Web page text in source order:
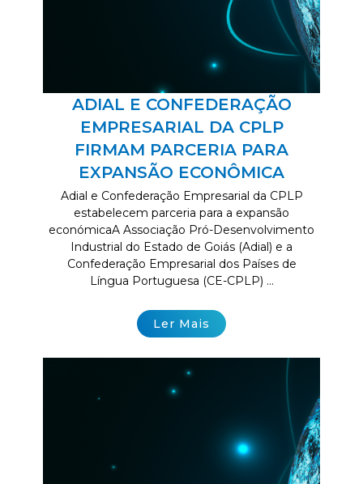
ADIAL E CONFEDERAÇÃO
EMPRESARIAL DA CPLP
FIRMAM PARCERIA PARA
EXPANSÃO ECONÔMICA
Adial e Confederação Empresarial da CPLP
estabelecem parceria para a expansão
económicaA Associação Pró-Desenvolvimento
Industrial do Estado de Goiás (Adial) e a
Confederação Empresarial dos Países de
Língua Portuguesa (CE-CPLP) ...
Ler Mais